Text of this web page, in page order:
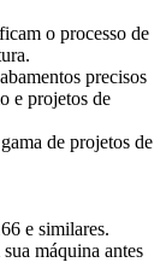
o processo de
precisos
e projetos de
de projetos de
e similares.
máquina antes